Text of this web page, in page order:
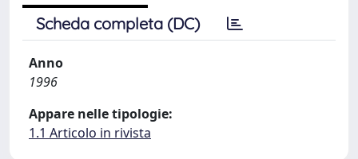
Scheda completa (DC)
Anno
1996
Appare nelle tipologie:
1.1 Articolo in rivista